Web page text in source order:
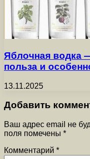
Яблочная водка
польза и
13.11.2025
Добавить
Ваш адрес email не
поля помечены *
Комментарий *